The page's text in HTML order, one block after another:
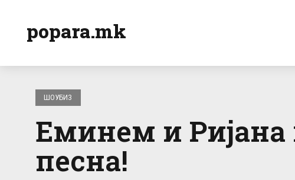
popara.mk
ШОУБИЗ
Еминем и Ријана
песна!